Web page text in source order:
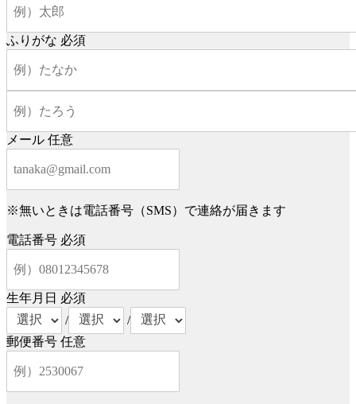
ふりがな 必須
メール 任意
※無いときは電話番号（SMS）で連絡が届きます
電話番号 必須
生年月日 必須
/
/
郵便番号 任意